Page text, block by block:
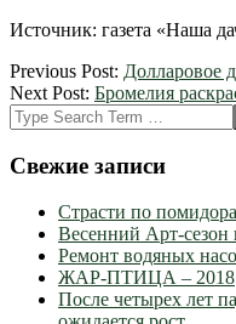
Источник: газета «Наша
2012-
03-
15
Previous Post: Долларовое
Next Post: Бромелия
Search
Свежие записи
Страсти по
Весенний Арт-сезон
Ремонт водяных
ЖАР-ПТИЦА – 2018
После четырех лет